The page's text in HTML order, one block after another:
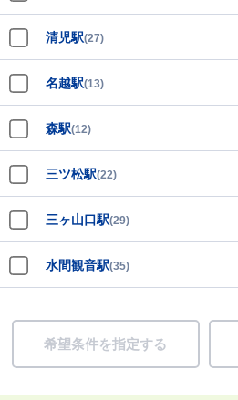
清児駅(27)
名越駅(13)
森駅(12)
三ツ松駅(22)
三ヶ山口駅(29)
水間観音駅(35)
希望条件を指定する